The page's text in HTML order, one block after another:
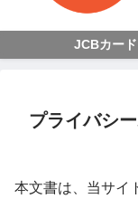
JCBカー
プライバシ
本文書は、当サイ